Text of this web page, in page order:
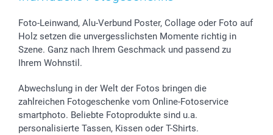
Foto-Leinwand, Alu-Verbund Poster, Collage oder Foto auf
Holz setzen die unvergesslichsten Momente richtig in
Szene. Ganz nach Ihrem Geschmack und passend zu
Ihrem Wohnstil.
Abwechslung in der Welt der Fotos bringen die
zahlreichen Fotogeschenke vom Online-Fotoservice
smartphoto. Beliebte Fotoprodukte sind u.a.
personalisierte Tassen, Kissen oder T-Shirts.